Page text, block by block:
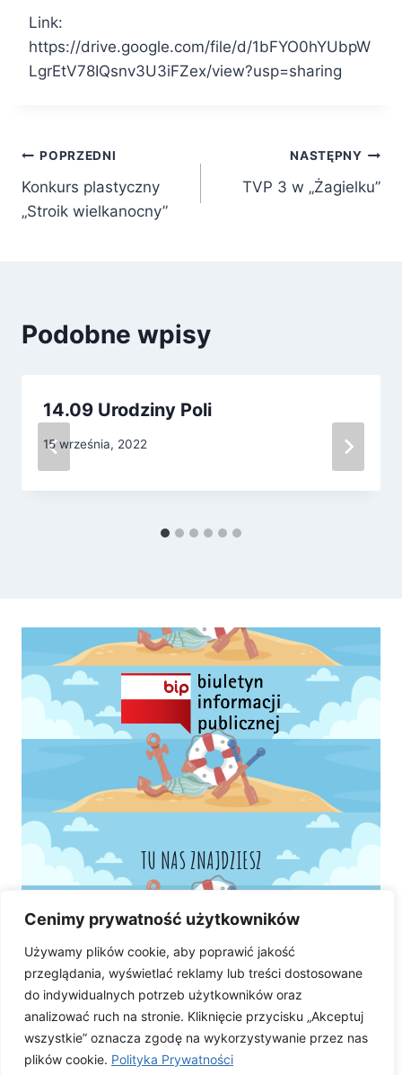
Cenimy prywatność użytkowników
Używamy plików cookie, aby poprawić jakość
przeglądania, wyświetlać reklamy lub treści dostosowane
do indywidualnych potrzeb użytkowników oraz
analizować ruch na stronie. Kliknięcie przycisku „Akceptuj
wszystkie” oznacza zgodę na wykorzystywanie przez nas
plików cookie. Polityka Prywatności
Link:
https://drive.google.com/file/d/1bFYO0hYUbpW
LgrEtV78IQsnv3U3iFZex/view?usp=sharing
Nawigacja
wpisu
POPRZEDNI
Konkurs plastyczny
„Stroik wielkanocny”
NASTĘPNY
TVP 3 w „Żagielku”
Podobne wpisy
14.09 Urodziny Poli
15 września, 2022
TU NAS ZNAJDZIESZ